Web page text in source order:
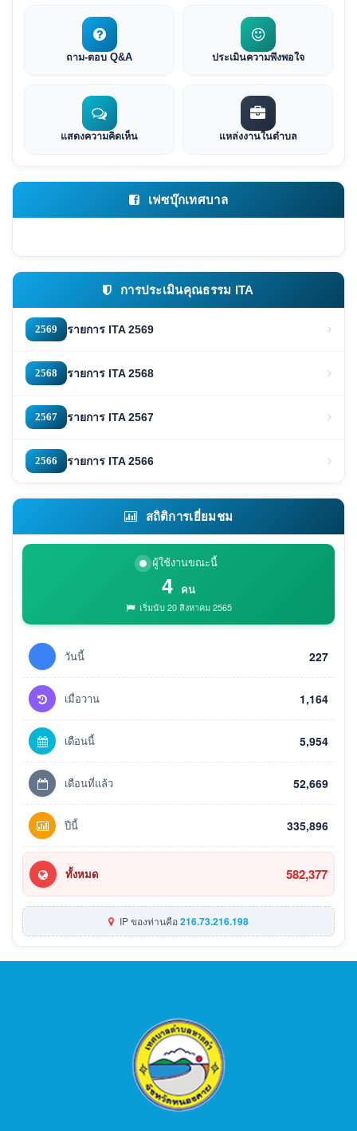
ถาม-ตอบ Q&A ประเมินความพึงพอใจ
แสดงความคิดเห็น แหล่งงานในตำบล
เฟซบุ๊กเทศบาล
การประเมินคุณธรรม ITA
2569 รายการ ITA 2569
2568 รายการ ITA 2568
2567 รายการ ITA 2567
2566 รายการ ITA 2566
สถิติการเยี่ยมชม
ผู้ใช้งานขณะนี้
4 คน
เริ่มนับ 20 สิงหาคม 2565
วันนี้ 227
เมื่อวาน 1,164
เดือนนี้ 5,954
เดือนที่แล้ว 52,669
ปีนี้ 335,896
ทั้งหมด 582,377
IP ของท่านคือ216.73.216.198